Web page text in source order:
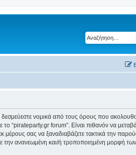
νομικά από τους όρους που
“pirateparty.gr forum”. Είναι πιθανόν να
σας να ξαναδιαβάζετε τακτικά την
την ανανεωμένη και/ή τροποποιημένη μορφή